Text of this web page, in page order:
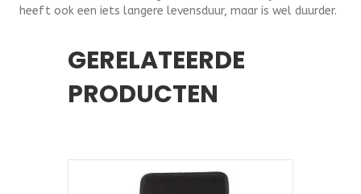
heeft ook een iets langere levensduur, maar is wel duurder.
GERELATEERDE
PRODUCTEN